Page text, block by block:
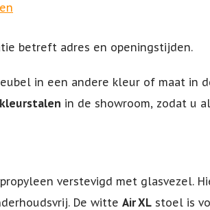
betreft adres en openingstijden.
in een andere kleur of maat in
kleurstalen in de showroom, zodat u
verstevigd met glasvezel.
De witte Air XL stoel is